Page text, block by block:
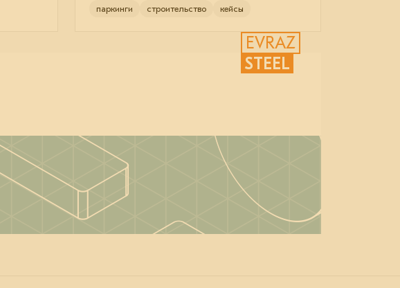
паркинги строительство кейсы
EVRAZ
STEEL